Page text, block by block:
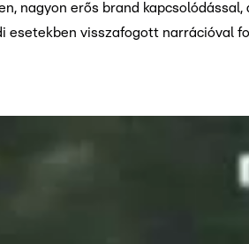
nagyon erős brand
esetekben visszafogott narrációval